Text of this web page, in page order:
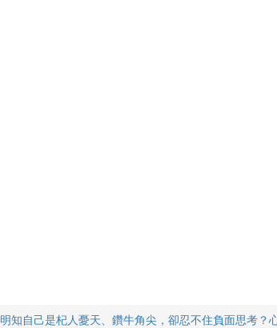
明知自己是杞人憂天、鑽牛角尖，卻忍不住負面思考？